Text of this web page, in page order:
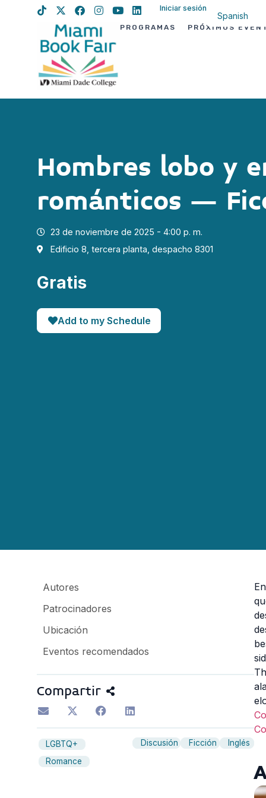
Iniciar sesión
Spanish
PROGRAMAS PRÓXIMOS
Hombres lobo y
románticos –
23 de noviembre de 2025 - 4:00 p. m.
Edificio 8, tercera planta, despacho 8301
Gratis
Add to my Schedule
Autores
Patrocinadores
Ubicación
Eventos recomendados
Compartir
LGBTQ+
Romance
Discusión Ficción Inglés